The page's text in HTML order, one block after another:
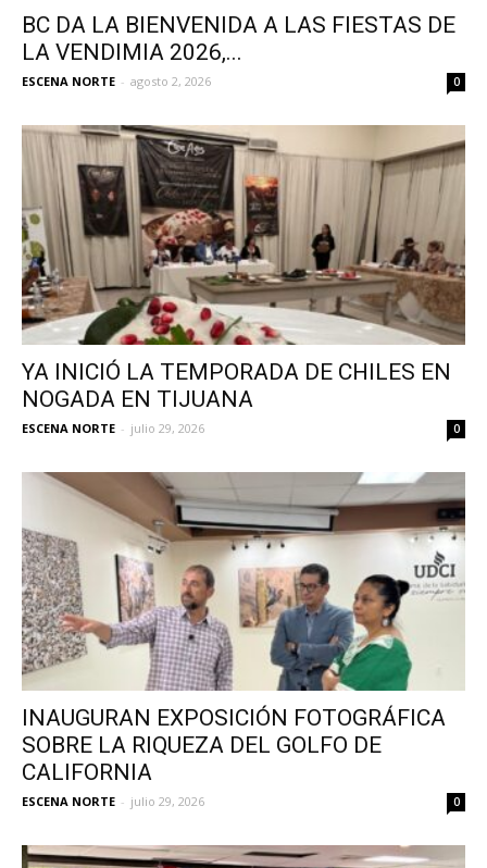
BC DA LA BIENVENIDA A LAS FIESTAS DE
LA VENDIMIA 2026,...
ESCENA NORTE - agosto 2, 2026 0
YA INICIÓ LA TEMPORADA DE CHILES EN
NOGADA EN TIJUANA
ESCENA NORTE - julio 29, 2026 0
INAUGURAN EXPOSICIÓN FOTOGRÁFICA
SOBRE LA RIQUEZA DEL GOLFO DE
CALIFORNIA
ESCENA NORTE - julio 29, 2026 0